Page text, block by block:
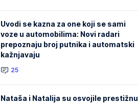
Uvodi se kazna za one koji se sami
voze u automobilima: Novi radari
prepoznaju broj putnika i automatski
kažnjavaju
25
Nataša i Natalija su osvojile prestižnu